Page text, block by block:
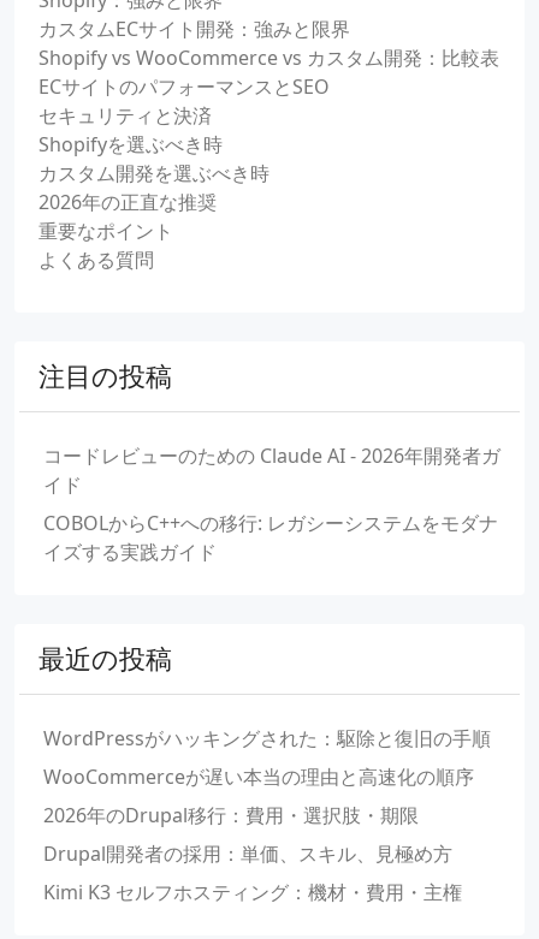
カスタムECサイト開発：強みと限界
Shopify vs WooCommerce vs カスタム開発：比較表
ECサイトのパフォーマンスとSEO
セキュリティと決済
Shopifyを選ぶべき時
カスタム開発を選ぶべき時
2026年の正直な推奨
重要なポイント
よくある質問
注目の投稿
コードレビューのための Claude AI - 2026年開発者ガ
イド
COBOLからC++への移行: レガシーシステムをモダナ
イズする実践ガイド
最近の投稿
WordPressがハッキングされた：駆除と復旧の手順
WooCommerceが遅い本当の理由と高速化の順序
2026年のDrupal移行：費用・選択肢・期限
Drupal開発者の採用：単価、スキル、見極め方
Kimi K3 セルフホスティング：機材・費用・主権